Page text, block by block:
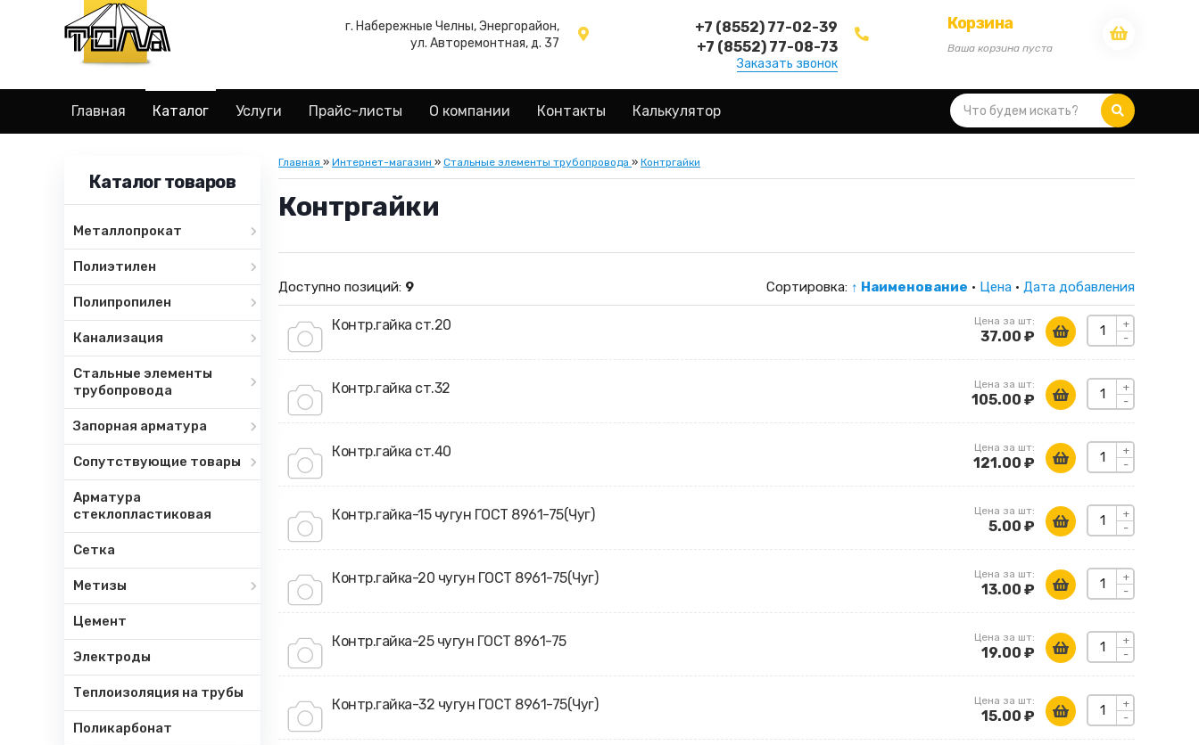
г. Набережные Челны, Энергорайон,
ул. Авторемонтная, д. 37
+7 (8552) 77-02-39
+7 (8552) 77-08-73
Заказать звонок
Корзина
Ваша корзина пуста
Главная Каталог Услуги Прайс-листы О компании Контакты Калькулятор
Каталог товаров
Металлопрокат
Полиэтилен
Полипропилен
Канализация
Стальные элементы
трубопровода
Запорная арматура
Сопутствующие товары
Арматура
стеклопластиковая
Сетка
Метизы
Цемент
Электроды
Теплоизоляция на трубы
Поликарбонат
Главная » Интернет-магазин » Стальные элементы трубопровода » Контргайки
Контргайки
Доступно позиций: 9 Сортировка: ↑ Наименование · Цена · Дата добавления
Контр.гайка ст.20 +
-
Цена за шт:
37.00 ₽
Контр.гайка ст.32 +
-
Цена за шт:
105.00 ₽
Контр.гайка ст.40 +
-
Цена за шт:
121.00 ₽
Контр.гайка-15 чугун ГОСТ 8961-75(Чуг) +
-
Цена за шт:
5.00 ₽
Контр.гайка-20 чугун ГОСТ 8961-75(Чуг) +
-
Цена за шт:
13.00 ₽
Контр.гайка-25 чугун ГОСТ 8961-75 +
-
Цена за шт:
19.00 ₽
Контр.гайка-32 чугун ГОСТ 8961-75(Чуг) +
-
Цена за шт:
15.00 ₽